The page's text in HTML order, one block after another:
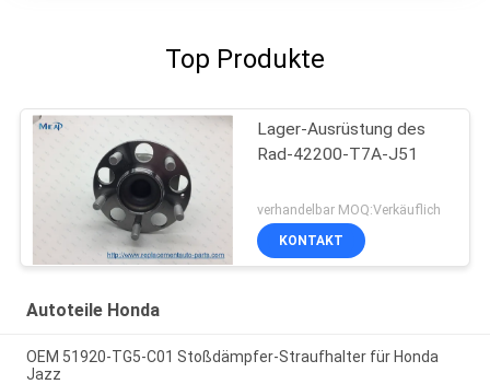
Top Produkte
Lager-Ausrüstung des
Rad-42200-T7A-J51
verhandelbar MOQ:Verkäuflich
KONTAKT
Autoteile Honda
OEM 51920-TG5-C01 Stoßdämpfer-Straufhalter für Honda
Jazz